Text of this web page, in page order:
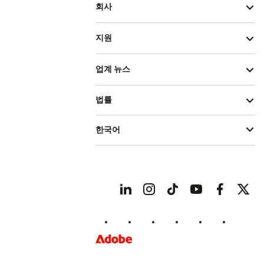
회사
지원
업계 뉴스
법률
한국어